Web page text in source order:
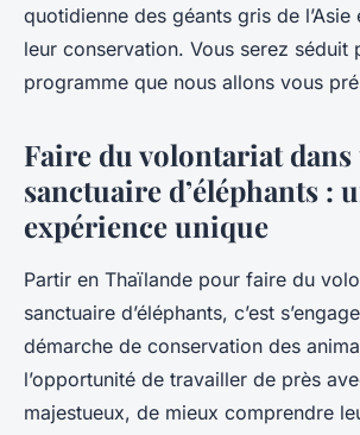
Baptiste•12 février 2024•2 min de lecture
quotidienne des géants gris de
leur conservation. Vous serez séduit
programme que nous allons vous
Faire du volontariat dans
sanctuaire d’éléphants :
expérience unique
Partir en Thaïlande pour faire du
sanctuaire d’éléphants, c’est
démarche de conservation des
l’opportunité de travailler de près
majestueux, de mieux comprendre